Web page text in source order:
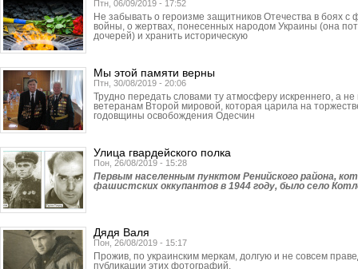
Птн, 06/09/2019 - 17:52
Не забывать о героизме защитников Отечества в боях с
войны, о жертвах, понесенных народом Украины (она
дочерей) и хранить историческую
Мы этой памяти верны
Птн, 30/08/2019 - 20:06
Трудно передать словами ту атмосферу искреннего, а
ветеранам Второй мировой, которая царила на
годовщины освобождения Одесчин
Улица гвардейского полка
Пон, 26/08/2019 - 15:28
Первым населенным пунктом Ренийского района,
фашистских оккупантов в 1944 году, было село
Дядя Валя
Пон, 26/08/2019 - 15:17
Прожив, по украинским меркам, долгую и не совсем
публикации этих фотографий.